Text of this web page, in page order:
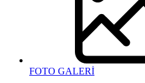
FOTO GALERİ